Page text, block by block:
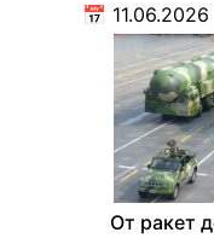
📅 11.06.2026
От ракет